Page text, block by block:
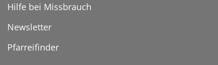
Hilfe bei Missbrauch
Newsletter
Pfarreifinder